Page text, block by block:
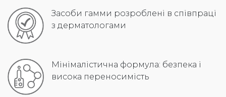
Засоби гамми розроблені в співпраці
з дерматологами
Мінімалістична формула: безпека і
висока переносимість